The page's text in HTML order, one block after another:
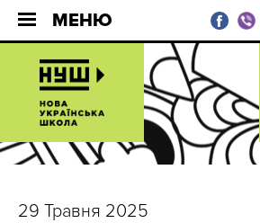
МЕНЮ
29 Травня 2025